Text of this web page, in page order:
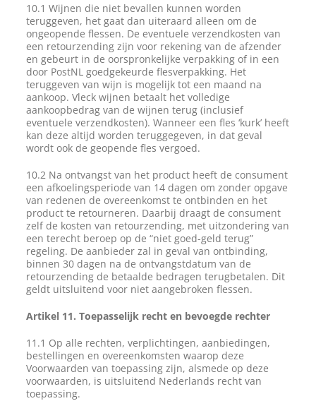
10.1 Wijnen die niet bevallen kunnen worden
teruggeven, het gaat dan uiteraard alleen om de
ongeopende flessen. De eventuele verzendkosten van
een retourzending zijn voor rekening van de afzender
en gebeurt in de oorspronkelijke verpakking of in een
door PostNL goedgekeurde flesverpakking. Het
teruggeven van wijn is mogelijk tot een maand na
aankoop. Vleck wijnen betaalt het volledige
aankoopbedrag van de wijnen terug (inclusief
eventuele verzendkosten). Wanneer een fles ‘kurk’ heeft
kan deze altijd worden teruggegeven, in dat geval
wordt ook de geopende fles vergoed.
10.2 Na ontvangst van het product heeft de consument
een afkoelingsperiode van 14 dagen om zonder opgave
van redenen de overeenkomst te ontbinden en het
product te retourneren. Daarbij draagt de consument
zelf de kosten van retourzending, met uitzondering van
een terecht beroep op de “niet goed-geld terug”
regeling. De aanbieder zal in geval van ontbinding,
binnen 30 dagen na de ontvangstdatum van de
retourzending de betaalde bedragen terugbetalen. Dit
geldt uitsluitend voor niet aangebroken flessen.
Artikel 11. Toepasselijk recht en bevoegde rechter
11.1 Op alle rechten, verplichtingen, aanbiedingen,
bestellingen en overeenkomsten waarop deze
Voorwaarden van toepassing zijn, alsmede op deze
voorwaarden, is uitsluitend Nederlands recht van
toepassing.